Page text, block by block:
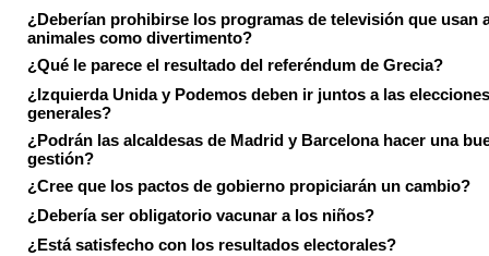
¿Deberían prohibirse los programas de televisión que usan
animales como divertimento?
¿Qué le parece el resultado del referéndum de Grecia?
¿Izquierda Unida y Podemos deben ir juntos a las elecciones
generales?
¿Podrán las alcaldesas de Madrid y Barcelona hacer una
gestión?
¿Cree que los pactos de gobierno propiciarán un cambio?
¿Debería ser obligatorio vacunar a los niños?
¿Está satisfecho con los resultados electorales?